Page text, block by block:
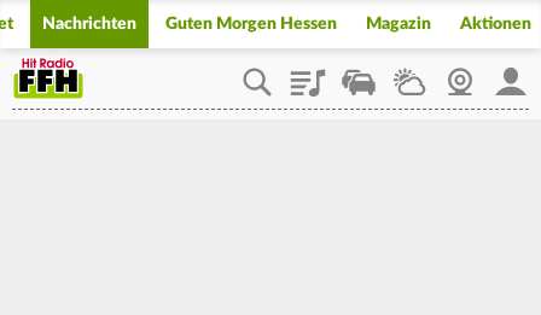
Nachrichten Guten Morgen Hessen Magazin Aktionen
PlaylistStaupilotWetterWebcam